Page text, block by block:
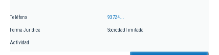
Teléfono 93724...
Forma Jurídica Sociedad limitada
Actividad